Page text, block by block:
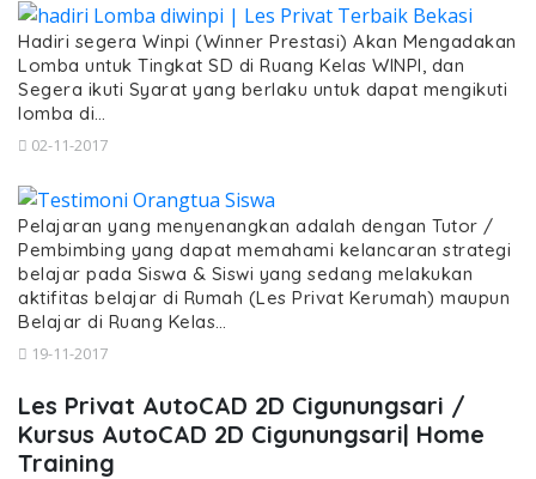
Hadiri segera Winpi (Winner Prestasi) Akan Mengadakan
Lomba untuk Tingkat SD di Ruang Kelas WINPI, dan
Segera ikuti Syarat yang berlaku untuk dapat mengikuti
lomba di…
02-11-2017
Pelajaran yang menyenangkan adalah dengan Tutor /
Pembimbing yang dapat memahami kelancaran strategi
belajar pada Siswa & Siswi yang sedang melakukan
aktifitas belajar di Rumah (Les Privat Kerumah) maupun
Belajar di Ruang Kelas…
19-11-2017
Les Privat AutoCAD 2D Cigunungsari /
Kursus AutoCAD 2D Cigunungsari| Home
Training